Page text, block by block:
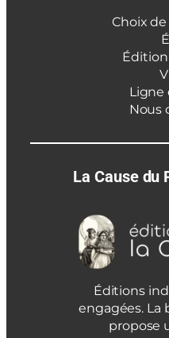
Choix
Ligne
Nous
La Cause du
Éditions
engagées. La
propose